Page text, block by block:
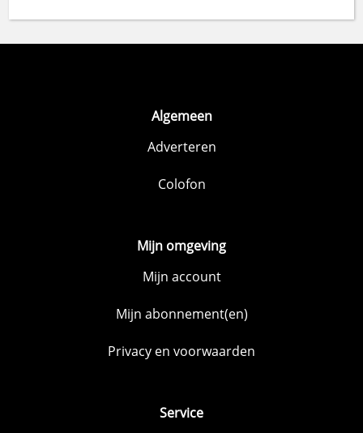
Algemeen
Adverteren
Colofon
Mijn omgeving
Mijn account
Mijn abonnement(en)
Privacy en voorwaarden
Service